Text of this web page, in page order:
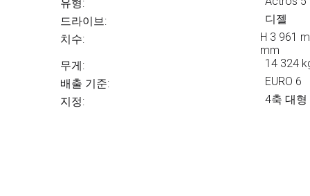
유형:
드라이브:
디젤
치수:
H 3 961
mm
무게:
14 324
배출 기준:
EURO 6
지정:
4축 대형